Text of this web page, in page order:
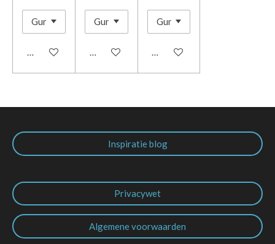
In winkelwagen In winkelwagenIn winkelwagen
Inspiratie blog
Privacywet
Algemene voorwaarden